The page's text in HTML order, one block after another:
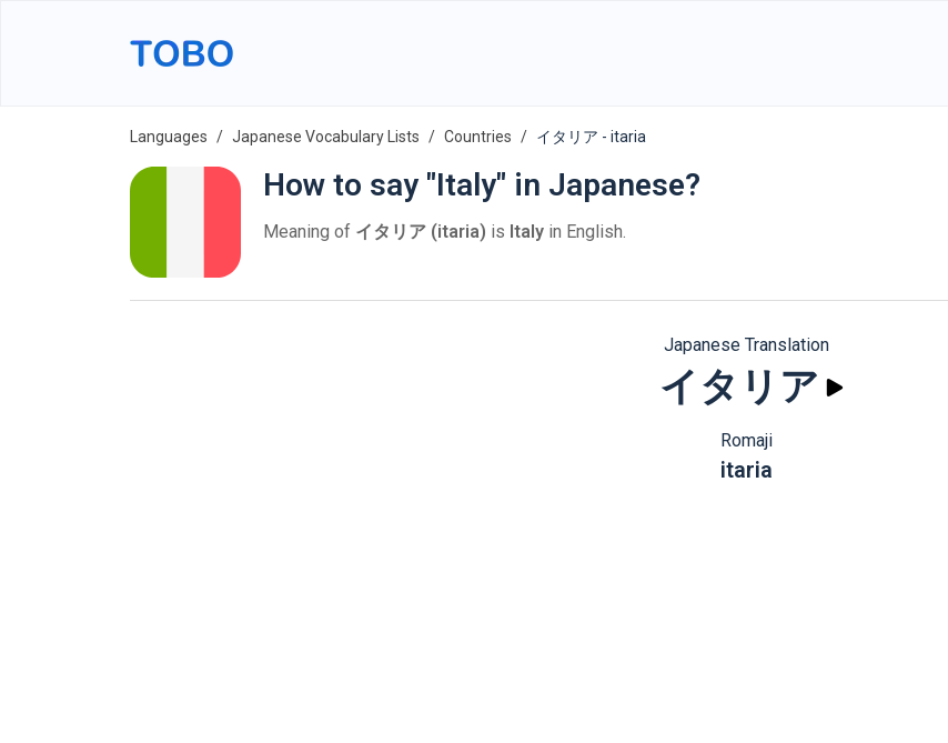
Languages Japanese Vocabulary Lists Countries イタリア - itaria
How to say "Italy" in Japanese?
Meaning of イタリア (itaria) is Italy in English.
Japanese Translation
イタリア
Romaji
itaria